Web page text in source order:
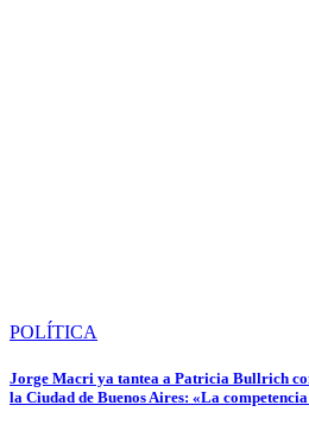
POLÍTICA
Jorge Macri ya tantea a Patricia Bullrich
la Ciudad de Buenos Aires: «La